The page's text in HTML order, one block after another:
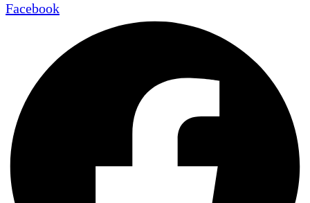
Facebook